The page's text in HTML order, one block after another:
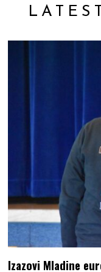
Izazovi Mladine